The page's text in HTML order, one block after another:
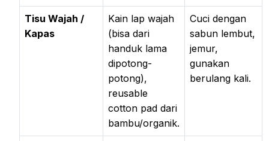
Tisu Wajah /
Kapas
Kain lap wajah
(bisa dari
handuk lama
dipotong-
potong),
reusable
cotton pad dari
bambu/organik.
Cuci dengan
sabun lembut,
jemur,
gunakan
berulang kali.